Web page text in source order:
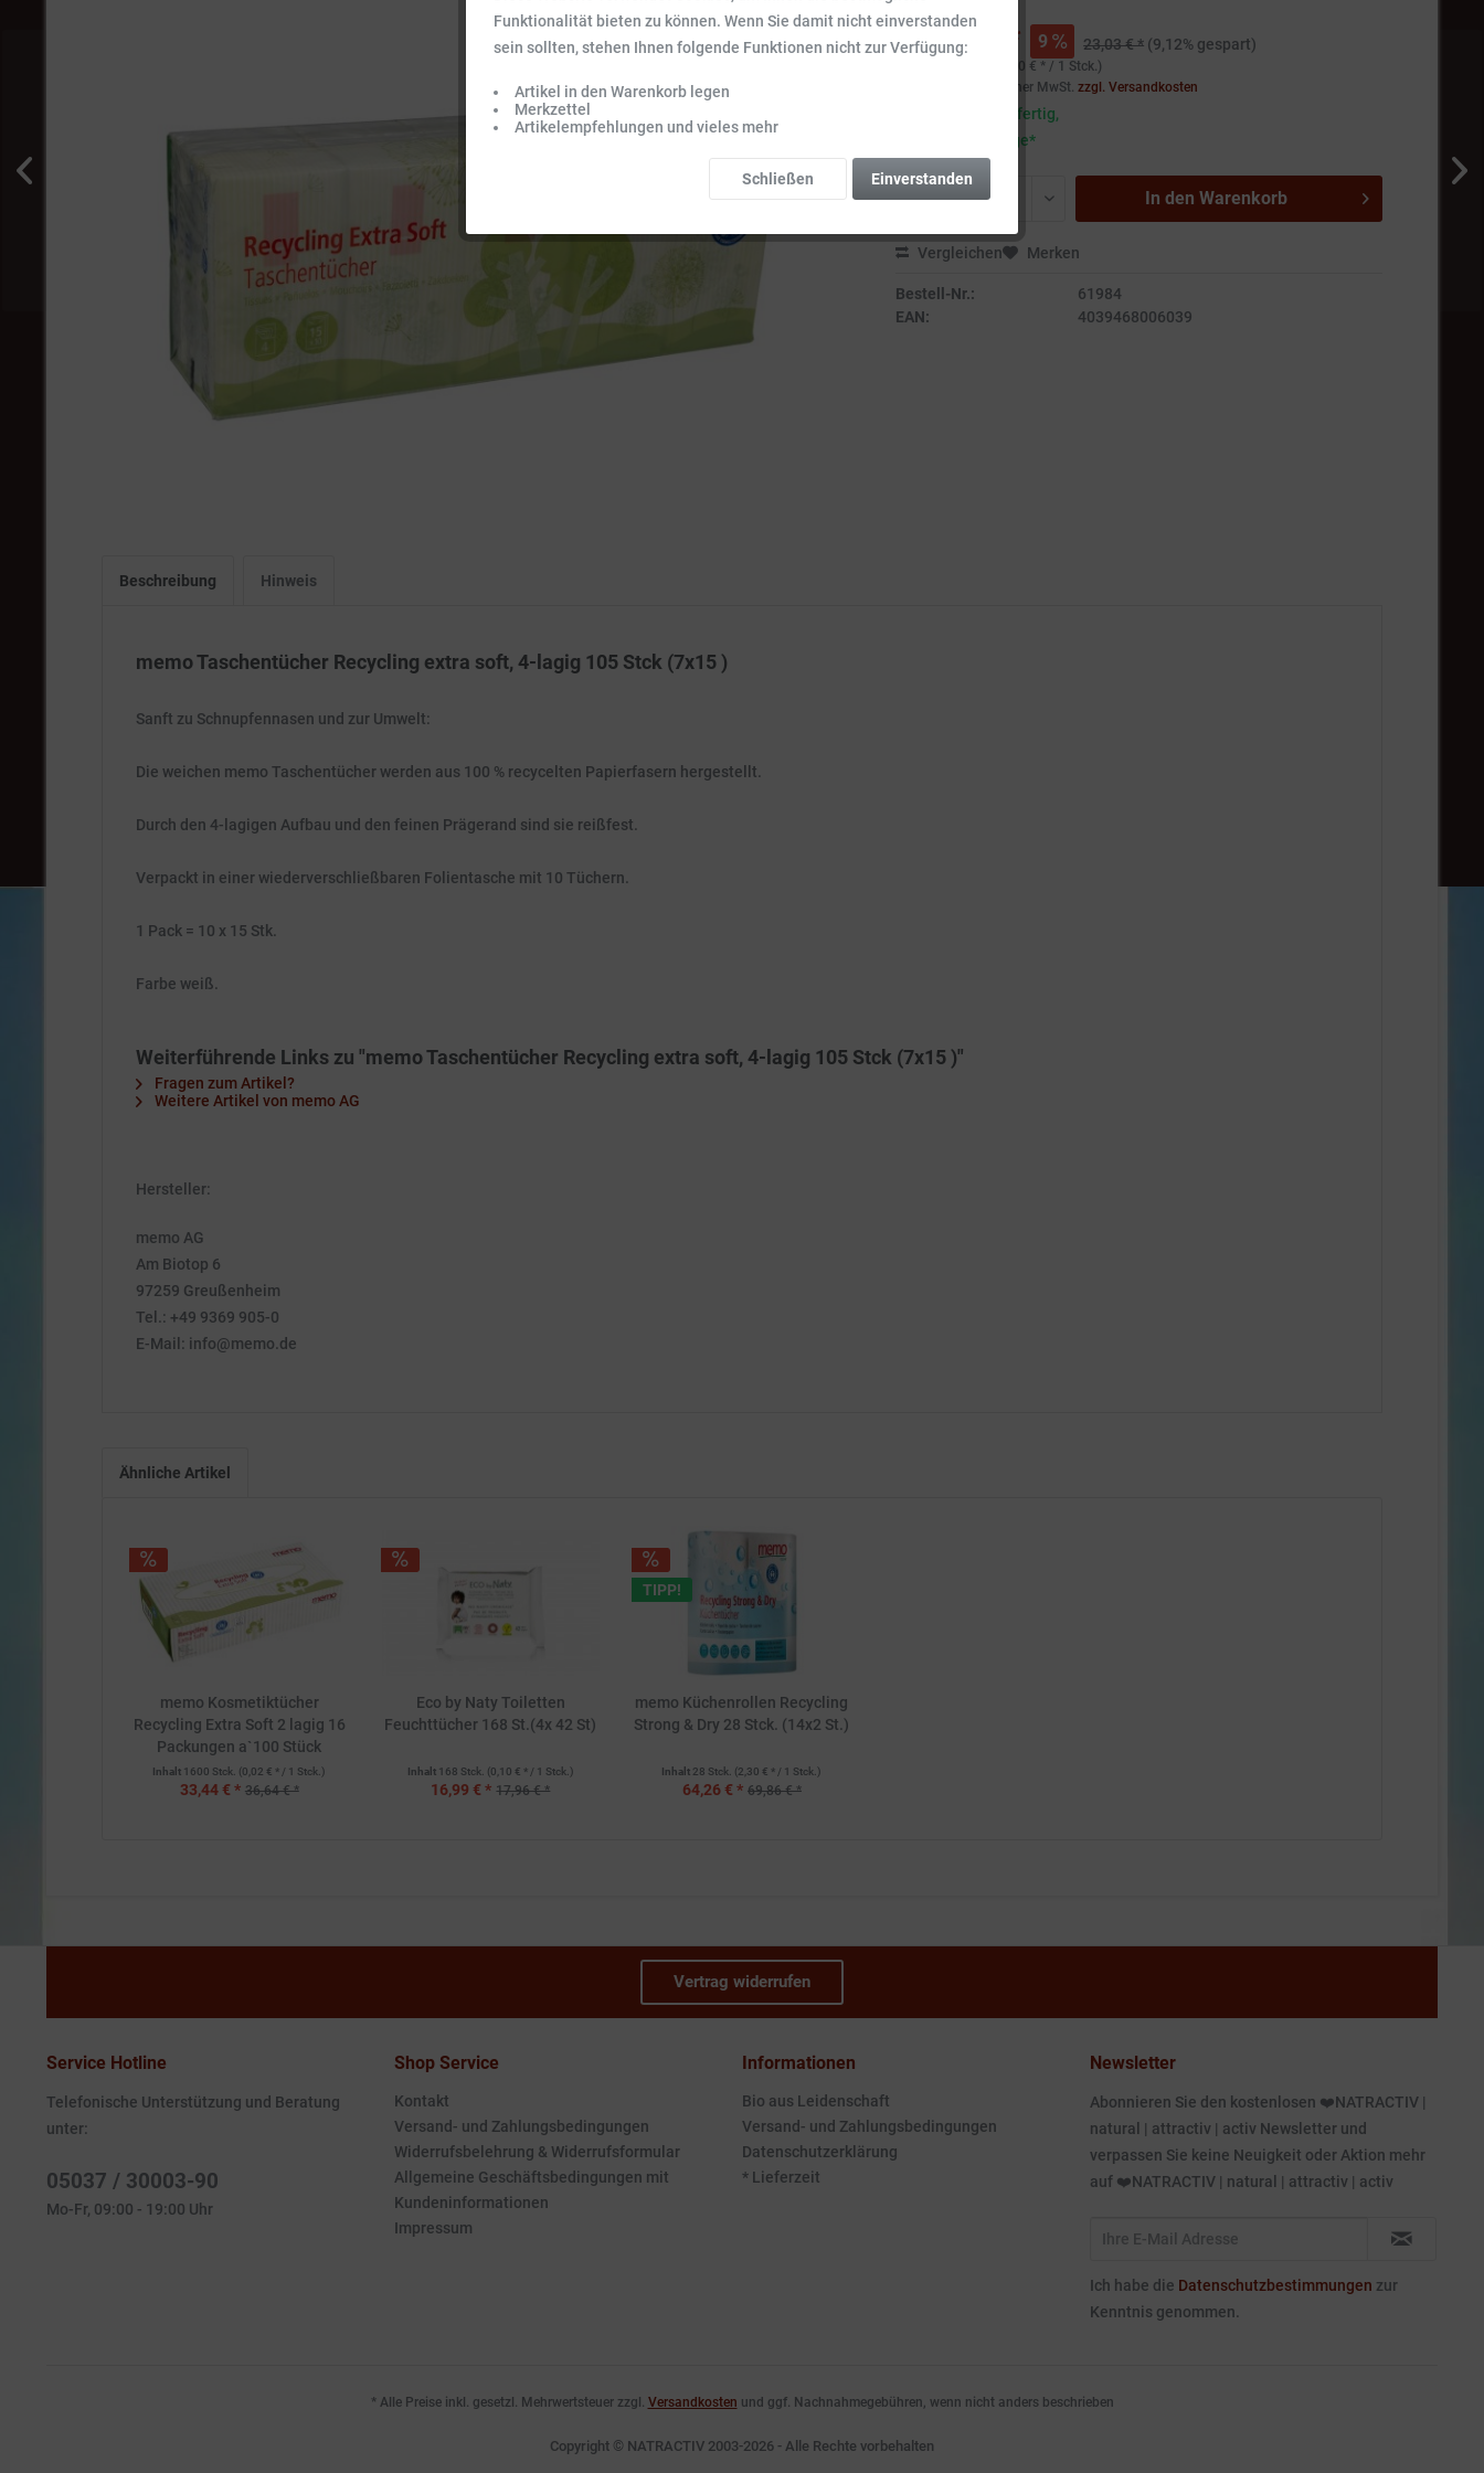
20,93 € * 9 23,03 € * (9,12% gespart)
105 Stck. (0,20 € * / 1 Stck.)
Preise inkl. gesetzlicher MwSt.zzgl. Versandkosten
Sofort versandfertig,
Lieferzeit 3-5 Tage*
In den Warenkorb
Vergleichen Merken
Bestell-Nr.:
61984
EAN:
4039468006039
Beschreibung Hinweis
memo Taschentücher Recycling extra soft, 4-lagig 105 Stck (7x15 )
Sanft zu Schnupfennasen und zur Umwelt:
Die weichen memo Taschentücher werden aus 100 % recycelten Papierfasern hergestellt.
Durch den 4-lagigen Aufbau und den feinen Prägerand sind sie reißfest.
Verpackt in einer wiederverschließbaren Folientasche mit 10 Tüchern.
1 Pack = 10 x 15 Stk.
Farbe weiß.
Weiterführende Links zu "memo Taschentücher Recycling extra soft, 4-lagig 105 Stck (7x15 )"
Fragen zum Artikel?
Weitere Artikel von memo AG
Hersteller:
memo AG
Am Biotop 6
97259 Greußenheim
Tel.: +49 9369 905-0
E-Mail: info@memo.de
Ähnliche Artikel
memo Kosmetiktücher
Recycling Extra Soft 2 lagig 16
Packungen a`100 Stück
Inhalt 1600 Stck. (0,02 € * / 1 Stck.)
33,44 € * 36,64 € *
Eco by Naty Toiletten
Feuchttücher 168 St.(4x 42 St)
Inhalt 168 Stck. (0,10 € * / 1 Stck.)
16,99 € * 17,96 € *
TIPP!
memo Küchenrollen Recycling
Strong & Dry 28 Stck. (14x2 St.)
Inhalt 28 Stck. (2,30 € * / 1 Stck.)
64,26 € * 69,86 € *
Vertrag widerrufen
Service Hotline
Telefonische Unterstützung und Beratung
unter:
05037 / 30003-90
Mo-Fr, 09:00 - 19:00 Uhr
Shop Service
Kontakt
Versand- und Zahlungsbedingungen
Widerrufsbelehrung & Widerrufsformular
Allgemeine Geschäftsbedingungen mit
Kundeninformationen
Impressum
Informationen
Bio aus Leidenschaft
Versand- und Zahlungsbedingungen
Datenschutzerklärung
* Lieferzeit
Newsletter
Abonnieren Sie den kostenlosen ❤️NATRACTIV |
natural | attractiv | activ Newsletter und
verpassen Sie keine Neuigkeit oder Aktion mehr
auf ❤️NATRACTIV | natural | attractiv | activ
Ich habe die Datenschutzbestimmungen zur
Kenntnis genommen.
* Alle Preise inkl. gesetzl. Mehrwertsteuer zzgl. Versandkosten und ggf. Nachnahmegebühren, wenn nicht anders beschrieben
Copyright © NATRACTIV 2003-2026 - Alle Rechte vorbehalten
Funktionalität bieten zu können. Wenn Sie damit nicht einverstanden
sein sollten, stehen Ihnen folgende Funktionen nicht zur Verfügung:
Artikel in den Warenkorb legen
Merkzettel
Artikelempfehlungen und vieles mehr
Einverstanden
Schließen